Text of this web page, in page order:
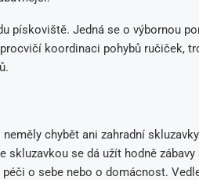
pískoviště. Jedná se o výbornou
koordinaci pohybů ručiček,
chybět ani zahradní
se dá užít hodně
o sebe nebo o domácnost.